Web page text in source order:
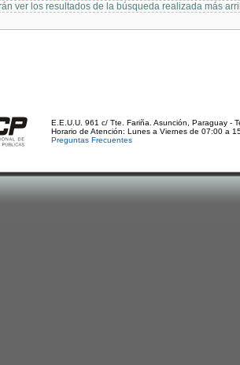
ver los resultados de la búsqueda realizada más
E.E.U.U. 961 c/ Tte. Fariña. Asunción, Paraguay -
Horario de Atención: Lunes a Viernes de 07:00 a
Preguntas Frecuentes